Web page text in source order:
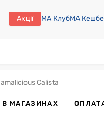
Акції МА КлубМА
Calista
В МАГАЗИНАХ